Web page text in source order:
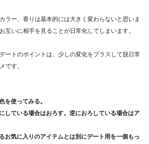
ラー、香りは基本的には大きく変わらないと思いま
互いに相手を見ることが日常化してしまいます。
ートのポイントは、少しの変化をプラスして脱日常
です。
を使ってみる。
している場合はおろす。逆におろしている場合はア
お気に入りのアイテムとは別にデート用を一個もっ